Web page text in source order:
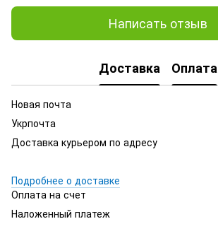
Написать отзыв
Доставка Оплата
Новая почта
Укрпочта
Доставка курьером по адресу
Подробнее о доставке
Оплата на счет
Наложенный платеж